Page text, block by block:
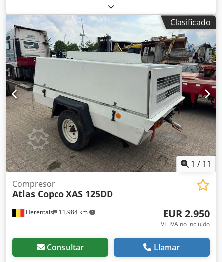
, Compresor de tornillo Atlas Copco
GA75VSD+FF Inversor y secador integrados Crodpfxjzp Urwj
Aqqsf 75 kW 12,75 bar 15,50 m³/min Año de fabricación:
2018 Horas de funcionamiento: 43.309
Clasificado
1 / 11
Herentals 11.984 km
Compresor
Atlas CopcoXAS 125DD
EUR 2.950
VB IVA no incluído
Consultar Llamar